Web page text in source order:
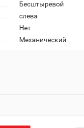
Бесштыревой
слева
Нет
Механический